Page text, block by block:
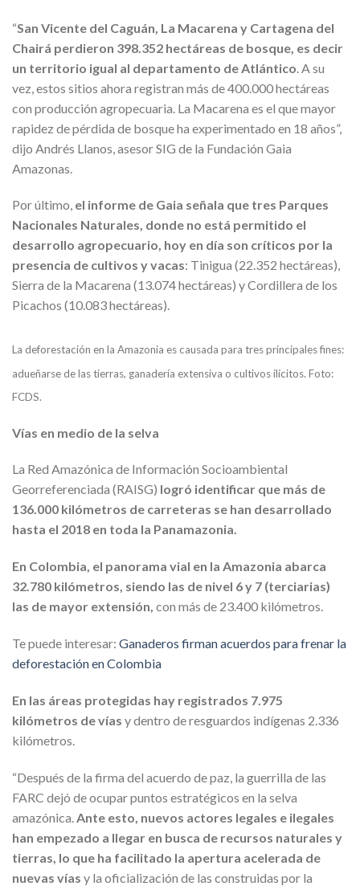
“San Vicente del Caguán, La Macarena y Cartagena del
Chairá perdieron 398.352 hectáreas de bosque, es decir
un territorio igual al departamento de Atlántico . A su
vez, estos sitios ahora registran más de 400.000 hectáreas
con producción agropecuaria. La Macarena es el que mayor
rapidez de pérdida de bosque ha experimentado en 18 años”,
dijo Andrés Llanos, asesor SIG de la Fundación Gaia
Amazonas.
Por último, el informe de Gaia señala que tres Parques
Nacionales Naturales, donde no está permitido el
desarrollo agropecuario, hoy en día son críticos por la
presencia de cultivos y vacas: Tinigua (22.352 hectáreas),
Sierra de la Macarena (13.074 hectáreas) y Cordillera de los
Picachos (10.083 hectáreas).
La deforestación en la Amazonia es causada para tres principales fines:
adueñarse de las tierras, ganadería extensiva o cultivos ilícitos. Foto:
FCDS.
Vías en medio de la selva
La Red Amazónica de Información Socioambiental
Georreferenciada (RAISG) logró identificar que más de
136.000 kilómetros de carreteras se han desarrollado
hasta el 2018 en toda la Panamazonia.
En Colombia, el panorama vial en la Amazonia abarca
32.780 kilómetros, siendo las de nivel 6 y 7 (terciarias)
las de mayor extensión, con más de 23.400 kilómetros.
Te puede interesar: Ganaderos firman acuerdos para frenar la
deforestación en Colombia
En las áreas protegidas hay registrados 7.975
kilómetros de vías y dentro de resguardos indígenas 2.336
kilómetros.
“Después de la firma del acuerdo de paz, la guerrilla de las
FARC dejó de ocupar puntos estratégicos en la selva
amazónica. Ante esto, nuevos actores legales e ilegales
han empezado a llegar en busca de recursos naturales y
tierras, lo que ha facilitado la apertura acelerada de
nuevas vías y la oficialización de las construidas por la